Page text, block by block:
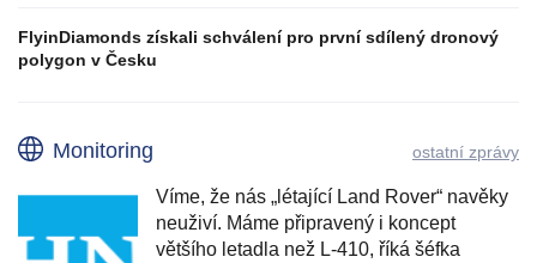
FlyinDiamonds získali schválení pro první sdílený dronový
polygon v Česku
Monitoring ostatní zprávy
Víme, že nás „létající Land Rover“ navěky
neuživí. Máme připravený i koncept
většího letadla než L-410, říká šéfka